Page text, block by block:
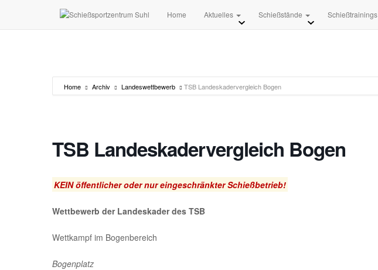
Home Aktuelles Schießstände Schießtrainings
Home Archiv Landeswettbewerb TSB Landeskadervergleich Bogen
TSB Landeskadervergleich Bogen
KEIN öffentlicher oder nur eingeschränkter Schießbetrieb!
Wettbewerb der Landeskader des TSB
Wettkampf im Bogenbereich
Bogenplatz